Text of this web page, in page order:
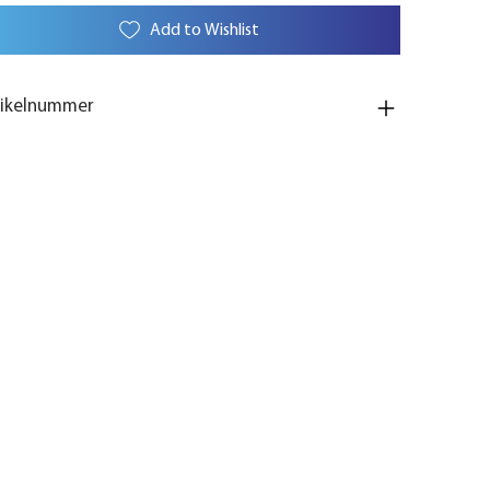
Add to Wishlist